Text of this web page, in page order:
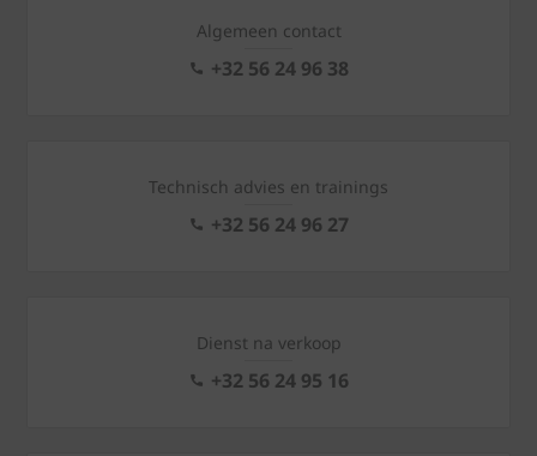
Algemeen contact
+32 56 24 96 38
Technisch advies en trainings
+32 56 24 96 27
Dienst na verkoop
+32 56 24 95 16